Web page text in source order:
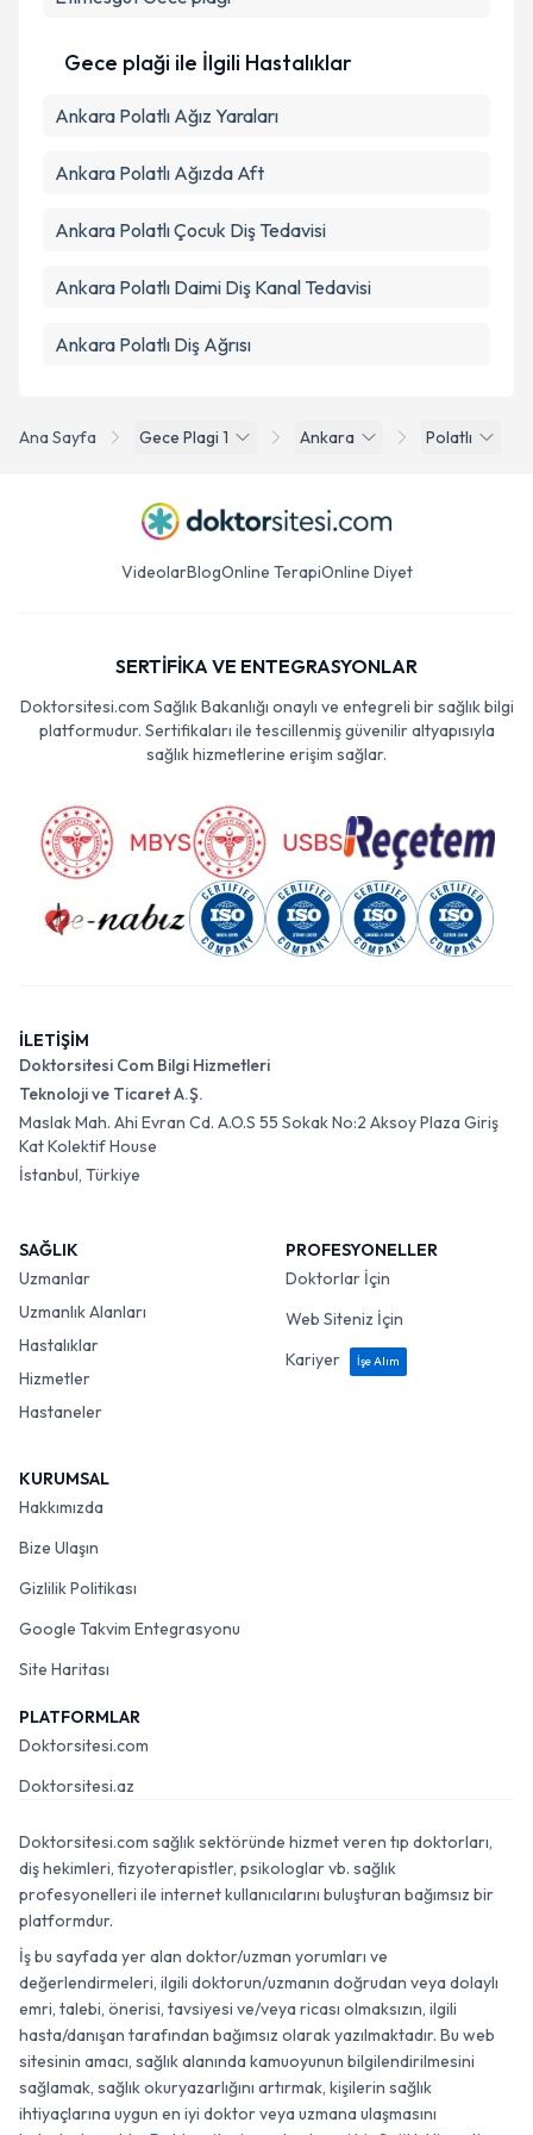
Ana Sayfa Gece Plagi 1 Ankara Polatlı
Gece plaği ile İlgili Hastalıklar
Ankara Polatlı Ağız Yaraları
Ankara Polatlı Ağızda Aft
Ankara Polatlı Çocuk Diş Tedavisi
Ankara Polatlı Daimi Diş Kanal Tedavisi
Ankara Polatlı Diş Ağrısı
VideolarBlogOnline TerapiOnline Diyet
SERTİFİKA VE ENTEGRASYONLAR
Doktorsitesi.com Sağlık Bakanlığı onaylı ve entegreli bir sağlık bilgi
platformudur. Sertifikaları ile tescillenmiş güvenilir altyapısıyla
sağlık hizmetlerine erişim sağlar.
İLETİŞİM
Doktorsitesi Com Bilgi Hizmetleri
Teknoloji ve Ticaret A.Ş.
Maslak Mah. Ahi Evran Cd. A.O.S 55 Sokak No:2 Aksoy Plaza Giriş
Kat Kolektif House
İstanbul, Türkiye
SAĞLIK
Uzmanlar
Uzmanlık Alanları
Hastalıklar
Hizmetler
Hastaneler
PROFESYONELLER
Doktorlar İçin
Web Siteniz İçin
Kariyer
İşe Alım
KURUMSAL
Hakkımızda
Bize Ulaşın
Gizlilik Politikası
Google Takvim Entegrasyonu
Site Haritası
PLATFORMLAR
Doktorsitesi.com
Doktorsitesi.az
Doktorsitesi.com sağlık sektöründe hizmet veren tıp doktorları,
diş hekimleri, fizyoterapistler, psikologlar vb. sağlık
profesyonelleri ile internet kullanıcılarını buluşturan bağımsız bir
platformdur.
İş bu sayfada yer alan doktor/uzman yorumları ve
değerlendirmeleri, ilgili doktorun/uzmanın doğrudan veya dolaylı
emri, talebi, önerisi, tavsiyesi ve/veya ricası olmaksızın, ilgili
hasta/danışan tarafından bağımsız olarak yazılmaktadır. Bu web
sitesinin amacı, sağlık alanında kamuoyunun bilgilendirilmesini
sağlamak, sağlık okuryazarlığını artırmak, kişilerin sağlık
ihtiyaçlarına uygun en iyi doktor veya uzmana ulaşmasını